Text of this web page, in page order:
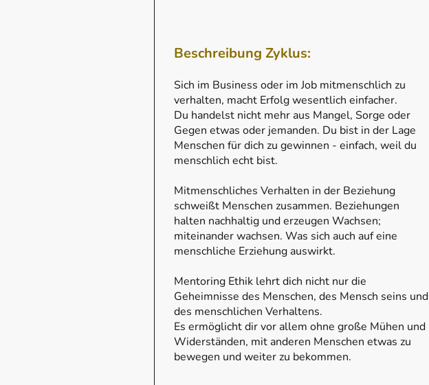
Beschreibung Zyklus:
Sich im Business oder im Job mitmenschlich zu
verhalten, macht Erfolg wesentlich einfacher.
Du handelst nicht mehr aus Mangel, Sorge oder
Gegen etwas oder jemanden. Du bist in der Lage
Menschen für dich zu gewinnen - einfach, weil du
menschlich echt bist.
Mitmenschliches Verhalten in der Beziehung
schweißt Menschen zusammen. Beziehungen
halten nachhaltig und erzeugen Wachsen;
miteinander wachsen. Was sich auch auf eine
menschliche Erziehung auswirkt.
Mentoring Ethik lehrt dich nicht nur die
Geheimnisse des Menschen, des Mensch seins und
des menschlichen Verhaltens.
Es ermöglicht dir vor allem ohne große Mühen und
Widerständen, mit anderen Menschen etwas zu
bewegen und weiter zu bekommen.